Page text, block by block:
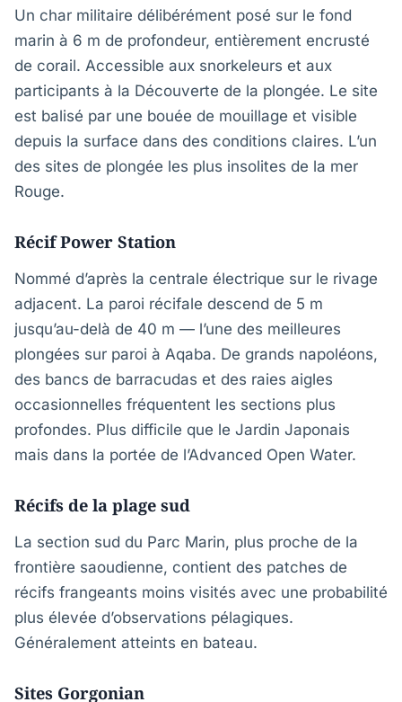
Un char militaire délibérément posé sur le fond
marin à 6 m de profondeur, entièrement encrusté
de corail. Accessible aux snorkeleurs et aux
participants à la Découverte de la plongée. Le site
est balisé par une bouée de mouillage et visible
depuis la surface dans des conditions claires. L’un
des sites de plongée les plus insolites de la mer
Rouge.
Récif Power Station
Nommé d’après la centrale électrique sur le rivage
adjacent. La paroi récifale descend de 5 m
jusqu’au-delà de 40 m — l’une des meilleures
plongées sur paroi à Aqaba. De grands napoléons,
des bancs de barracudas et des raies aigles
occasionnelles fréquentent les sections plus
profondes. Plus difficile que le Jardin Japonais
mais dans la portée de l’Advanced Open Water.
Récifs de la plage sud
La section sud du Parc Marin, plus proche de la
frontière saoudienne, contient des patches de
récifs frangeants moins visités avec une probabilité
plus élevée d’observations pélagiques.
Généralement atteints en bateau.
Sites Gorgonian